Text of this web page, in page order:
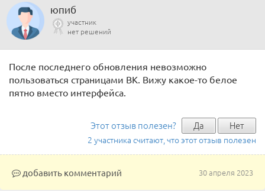
юпиб
участник
нет решений
После последнего обновления невозможно
пользоваться страницами ВК. Вижу какое-то белое
пятно вместо интерфейса.
Этот отзыв полезен? Да Нет
2 участника считают, что этот отзыв полезен
30 апреля 2023
добавить комментарий